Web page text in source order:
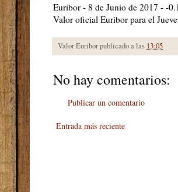
Euribor - 8 de Junio de 2017 - -
Valor oficial Euribor para el
Valor Euribor publicado a las 13:05
No hay comentarios:
Publicar un comentario
Entrada más reciente